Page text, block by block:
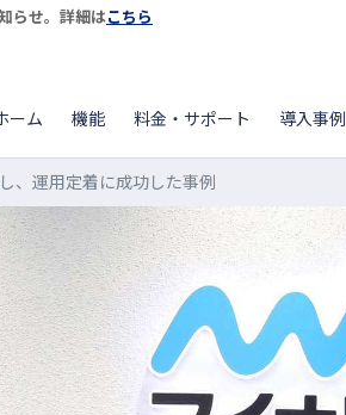
らせ。詳細はこちら
ーム 機能 料金・サポート 導入事例
、運用定着に成功した事例